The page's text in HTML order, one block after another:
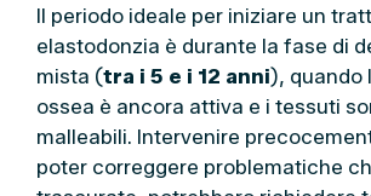
Il periodo ideale per iniziare un
elastodonzia è durante la fase di
mista (tra i 5 e i 12 anni), quando
ossea è ancora attiva e i tessuti
malleabili. Intervenire
poter correggere problematiche